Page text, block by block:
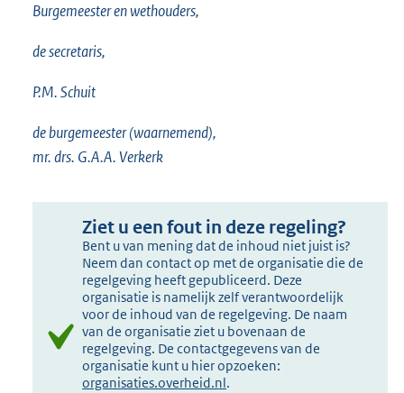
Burgemeester en wethouders,
de secretaris,
P.M. Schuit
de burgemeester (waarnemend),
mr. drs. G.A.A. Verkerk
Ziet u een fout in deze regeling?
Bent u van mening dat de inhoud niet juist is?
Neem dan contact op met de organisatie die de
regelgeving heeft gepubliceerd. Deze
organisatie is namelijk zelf verantwoordelijk
voor de inhoud van de regelgeving. De naam
van de organisatie ziet u bovenaan de
regelgeving. De contactgegevens van de
organisatie kunt u hier opzoeken:
organisaties.overheid.nl.